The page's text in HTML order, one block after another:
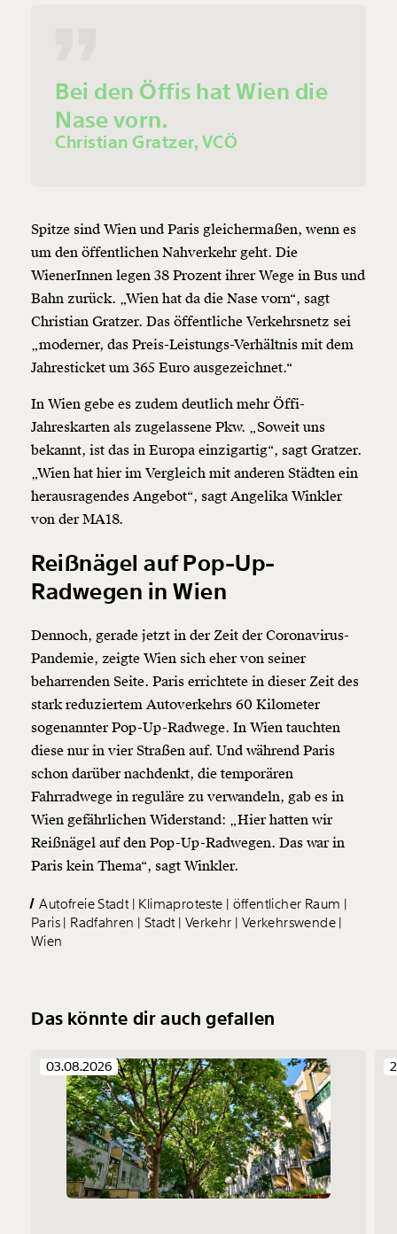
Bei den Öffis hat Wien die
Nase vorn.
Christian Gratzer, VCÖ
Spitze sind Wien und Paris gleichermaßen, wenn es
um den öffentlichen Nahverkehr geht. Die
WienerInnen legen 38 Prozent ihrer Wege in Bus und
Bahn zurück. „Wien hat da die Nase vorn“, sagt
Christian Gratzer. Das öffentliche Verkehrsnetz sei
„moderner, das Preis-Leistungs-Verhältnis mit dem
Jahresticket um 365 Euro ausgezeichnet.“
In Wien gebe es zudem deutlich mehr Öffi-
Jahreskarten als zugelassene Pkw. „Soweit uns
bekannt, ist das in Europa einzigartig“, sagt Gratzer.
„Wien hat hier im Vergleich mit anderen Städten ein
herausragendes Angebot“, sagt Angelika Winkler
von der MA18.
Reißnägel auf Pop-Up-
Radwegen in Wien
Dennoch, gerade jetzt in der Zeit der Coronavirus-
Pandemie, zeigte Wien sich eher von seiner
beharrenden Seite. Paris errichtete in dieser Zeit des
stark reduziertem Autoverkehrs 60 Kilometer
sogenannter Pop-Up-Radwege. In Wien tauchten
diese nur in vier Straßen auf. Und während Paris
schon darüber nachdenkt, die temporären
Fahrradwege in reguläre zu verwandeln, gab es in
Wien gefährlichen Widerstand: „Hier hatten wir
Reißnägel auf den Pop-Up-Radwegen. Das war in
Paris kein Thema“, sagt Winkler.
Autofreie Stadt Klimaproteste öffentlicher Raum
Paris
Radfahren Stadt Verkehr Verkehrswende
Wien
Das könnte dir auch gefallen
03.08.2026